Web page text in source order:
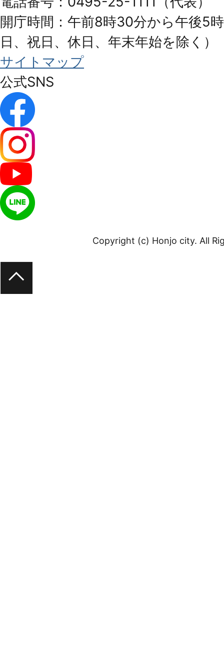
開庁時間：午前8時30分から午後5
日、祝日、休日、年末年始を除く）
サイトマップ
公式SNS
Copyright (c) Honjo city. All